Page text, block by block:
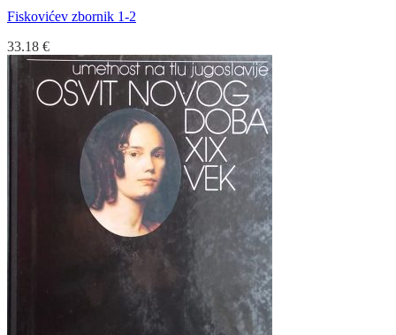
Fiskovićev zbornik 1-2
33.18 €